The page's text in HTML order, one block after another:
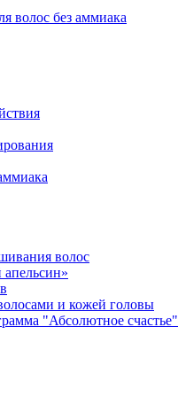
волос без аммиака
волос
и кожей головы
"Абсолютное счастье"